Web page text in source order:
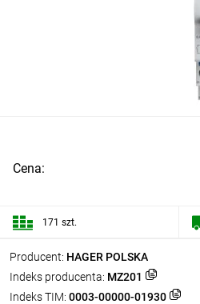
Producent: HAGER POLSKA
Indeks producenta: MZ201
Indeks TIM: 0003-00000-01930
Cena:
171 szt.